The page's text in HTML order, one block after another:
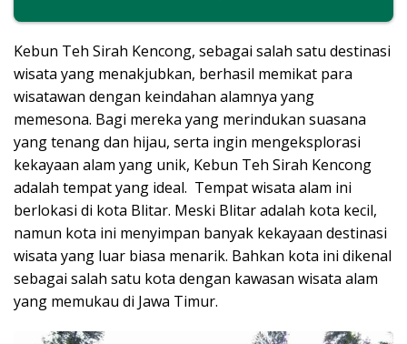
Kebun Teh Sirah Kencong, sebagai salah satu destinasi
wisata yang menakjubkan, berhasil memikat para
wisatawan dengan keindahan alamnya yang
memesona. Bagi mereka yang merindukan suasana
yang tenang dan hijau, serta ingin mengeksplorasi
kekayaan alam yang unik, Kebun Teh Sirah Kencong
adalah tempat yang ideal. Tempat wisata alam ini
berlokasi di kota Blitar. Meski Blitar adalah kota kecil,
namun kota ini menyimpan banyak kekayaan destinasi
wisata yang luar biasa menarik. Bahkan kota ini dikenal
sebagai salah satu kota dengan kawasan wisata alam
yang memukau di Jawa Timur.